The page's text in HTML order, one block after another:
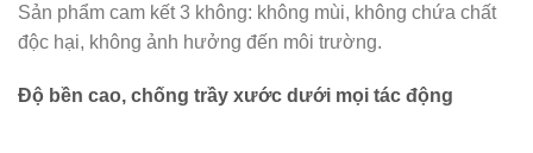
Sản phẩm cam kết 3 không: không mùi, không chứa chất
độc hại, không ảnh hưởng đến môi trường.
Độ bền cao, chống trầy xước dưới mọi tác động